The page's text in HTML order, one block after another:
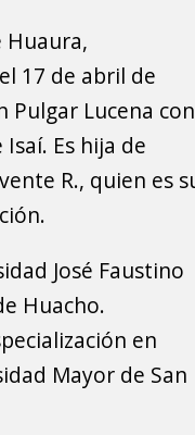
Huaura,
17 de abril de
Pulgar Lucena con
Es hija de
R., quien es
José Faustino
Huacho.
en
Mayor de San